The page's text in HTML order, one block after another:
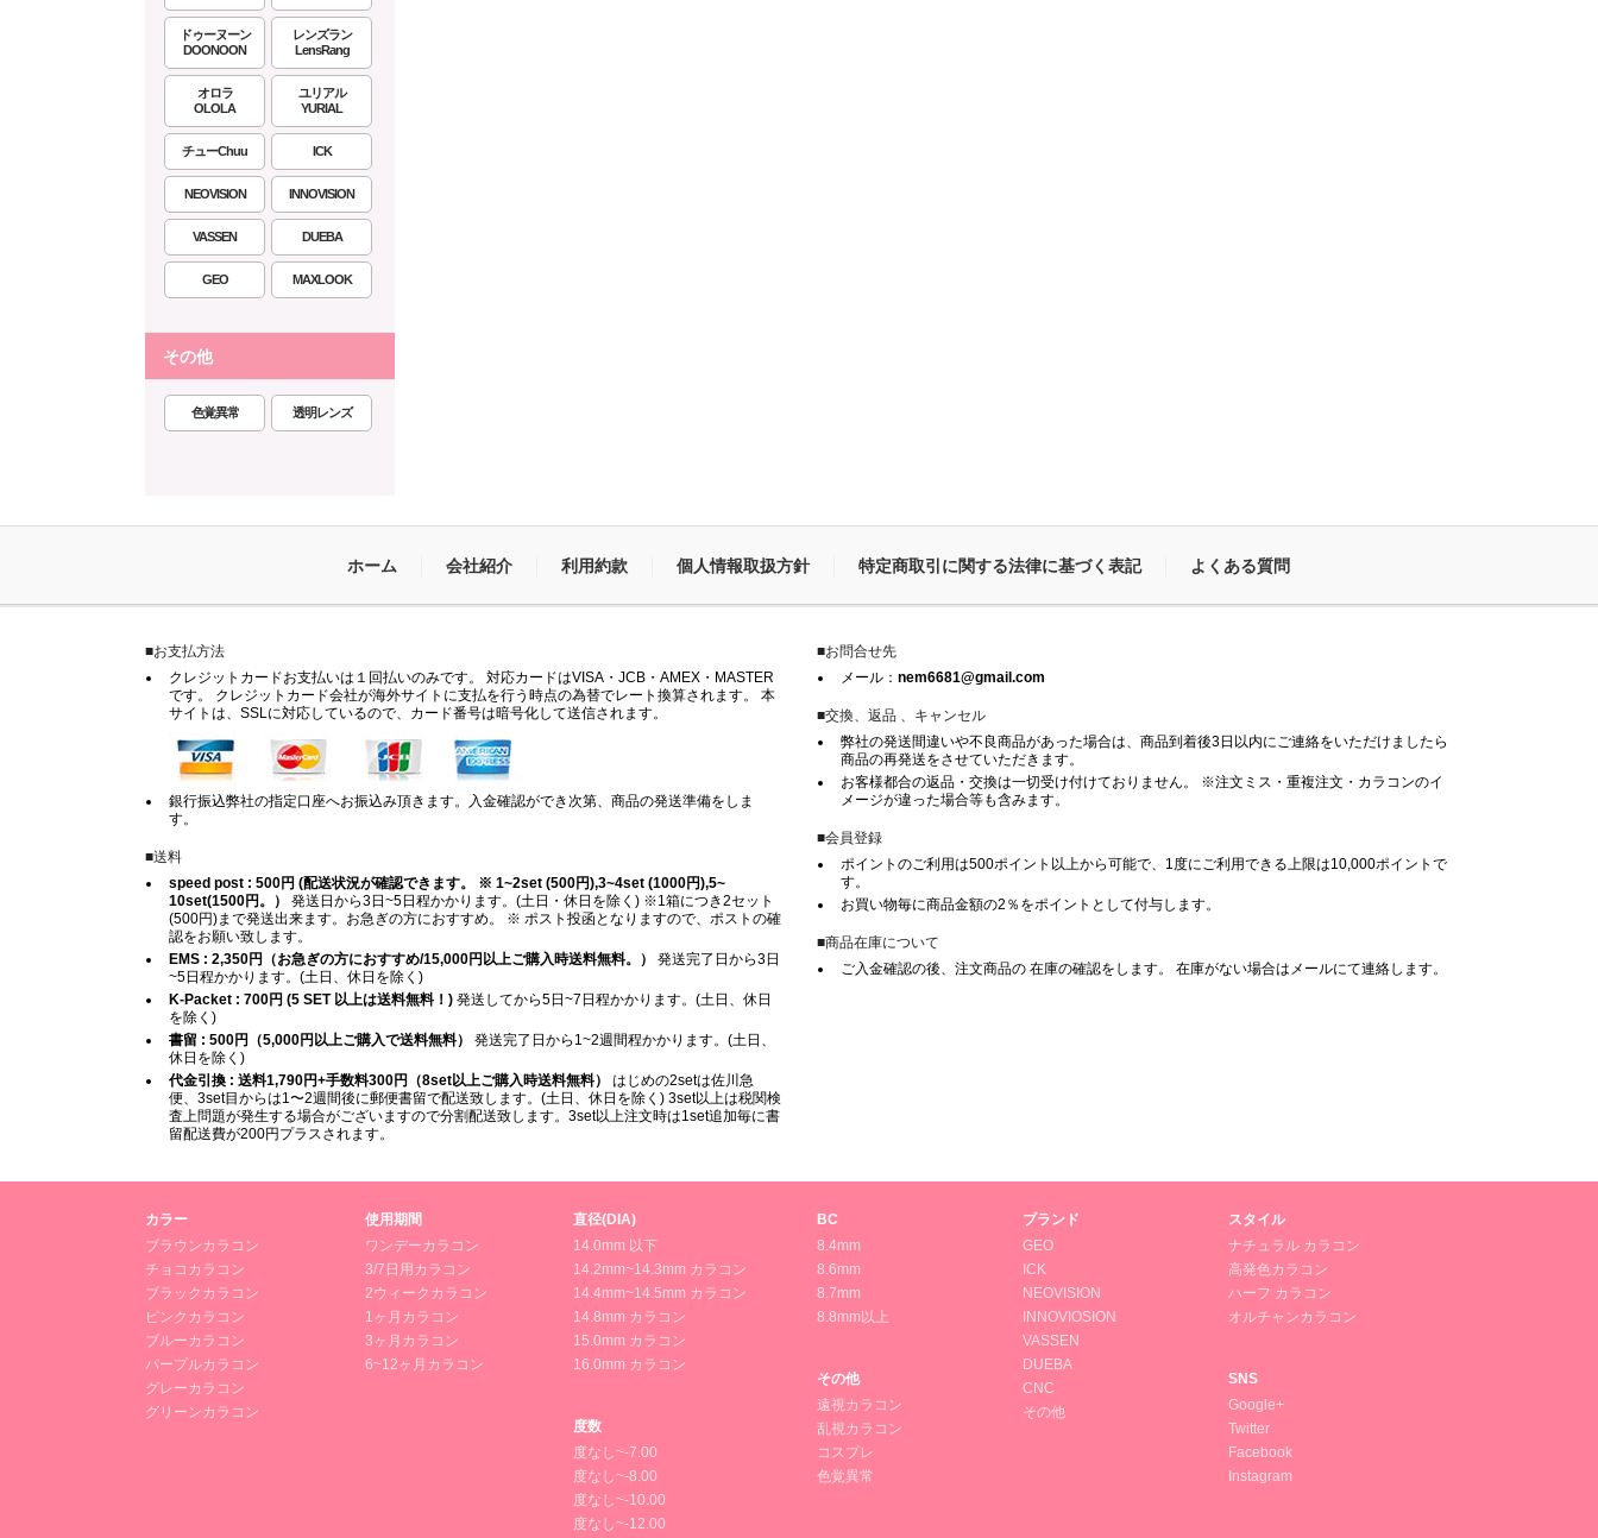
ドゥーヌーン
DOONOON
レンズラン
LensRang
オロラ
OLOLA
ユリアル
YURIAL
チューChuu ICK
NEOVISION INNOVISION
VASSEN DUEBA
GEO MAXLOOK
その他
色覚異常 透明レンズ
ホーム 会社紹介 利用約款 個人情報取扱方針 特定商取引に関する法律に基づく表記 よくある質問
■お支払方法
クレジットカードお支払いは１回払いのみです。 対応カードはVISA・JCB・AMEX・MASTER
です。 クレジットカード会社が海外サイトに支払を行う時点の為替でレート換算されます。 本
サイトは、SSLに対応しているので、カード番号は暗号化して送信されます。
銀行振込弊社の指定口座へお振込み頂きます。入金確認ができ次第、商品の発送準備をしま
す。
■送料
speed post : 500円 (配送状況が確認できます。 ※ 1~2set (500円),3~4set (1000円),5~
10set(1500円。）
発送日から3日~5日程かかります。(土日・休日を除く) ※1箱につき2セット
(500円)まで発送出来ます。お急ぎの方におすすめ。 ※ ポスト投函となりますので、ポストの確
認をお願い致します。
EMS : 2,350円（お急ぎの方におすすめ/15,000円以上ご購入時送料無料。）
発送完了日から3日
~5日程かかります。(土日、休日を除く)
K-Packet : 700円 (5 SET 以上は送料無料！) 発送してから5日~7日程かかります。(土日、休日
を除く)
書留 : 500円（5,000円以上ご購入で送料無料）
発送完了日から1~2週間程かかります。(土日、
休日を除く)
代金引換 : 送料1,790円+手数料300円（8set以上ご購入時送料無料）
はじめの2setは佐川急
便、3set目からは1〜2週間後に郵便書留で配送致します。(土日、休日を除く) 3set以上は税関検
査上問題が発生する場合がございますので分割配送致します。3set以上注文時は1set追加毎に書
留配送費が200円プラスされます。
■お問合せ先
メール： nem6681@gmail.com
■交換、返品 、キャンセル
弊社の発送間違いや不良商品があった場合は、商品到着後3日以内にご連絡をいただけましたら
商品の再発送をさせていただきます。
お客様都合の返品・交換は一切受け付けておりません。 ※注文ミス・重複注文・カラコンのイ
メージが違った場合等も含みます。
■会員登録
ポイントのご利用は500ポイント以上から可能で、1度にご利用できる上限は10,000ポイントで
す。
お買い物毎に商品金額の2％をポイントとして付与します。
■商品在庫について
ご入金確認の後、注文商品の 在庫の確認をします。 在庫がない場合はメールにて連絡します。
カラー
ブラウンカラコン
チョコカラコン
ブラックカラコン
ピンクカラコン
ブルーカラコン
パープルカラコン
グレーカラコン
グリーンカラコン
使用期間
ワンデーカラコン
3/7日用カラコン
2ウィークカラコン
1ヶ月カラコン
3ヶ月カラコン
6~12ヶ月カラコン
直径(DIA)
14.0mm 以下
14.2mm~14.3mm カラコン
14.4mm~14.5mm カラコン
14.8mm カラコン
15.0mm カラコン
16.0mm カラコン
度数
度なし~-7.00
度なし~-8.00
度なし~-10.00
度なし~-12.00
BC
8.4mm
8.6mm
8.7mm
8.8mm以上
その他
遠視カラコン
乱視カラコン
コスプレ
色覚異常
ブランド
GEO
ICK
NEOVISION
INNOVIOSION
VASSEN
DUEBA
CNC
その他
スタイル
ナチュラル カラコン
高発色カラコン
ハーフ カラコン
オルチャンカラコン
SNS
Google+
Twitter
Facebook
Instagram